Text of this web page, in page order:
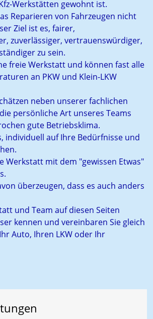
Werkstätten gewohnt ist.
Reparieren von Fahrzeugen nicht
Ziel ist es, fairer,
zuverlässiger, vertrauenswürdiger,
zu sein.
freie Werkstatt und können fast alle
an PKW und Klein-LKW
neben unserer fachlichen
persönliche Art unseres Teams
gute Betriebsklima.
individuell auf Ihre Bedürfnisse und
Werkstatt mit dem "gewissen Etwas"
überzeugen, dass es auch anders
und Team auf diesen Seiten
kennen und vereinbaren Sie gleich
Auto, Ihren LKW oder Ihr